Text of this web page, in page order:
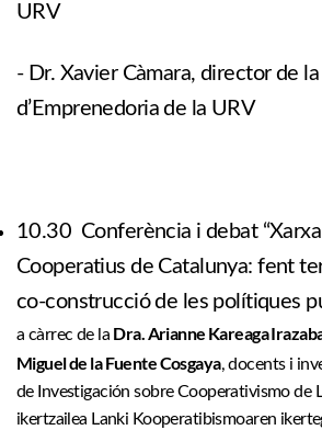
URV
- Dr. Xavier Càmara, director de
d’Emprenedoria de la URV
10.30 Conferència i debat
Cooperatius de Catalunya: fent
co-construcció de les polítiques
a càrrec de la Dra. Arianne Kareaga
Miguel de la Fuente Cosgaya, docents i
de Investigación sobre Cooperativismo de
ikertzailea Lanki Kooperatibismoaren